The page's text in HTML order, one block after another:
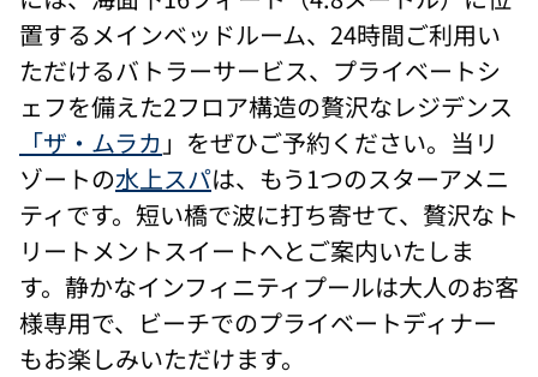
置するメインベッドルーム、24時間ご利用い
ただけるバトラーサービス、プライベートシ
ェフを備えた2フロア構造の贅沢なレジデンス
「ザ・ムラカ 」をぜひご予約ください。当リ
ゾートの水上スパは、もう1つのスターアメニ
ティです。短い橋で波に打ち寄せて、贅沢なト
リートメントスイートへとご案内いたしま
す。静かなインフィニティプールは大人のお客
様専用で、ビーチでのプライベートディナー
もお楽しみいただけます。